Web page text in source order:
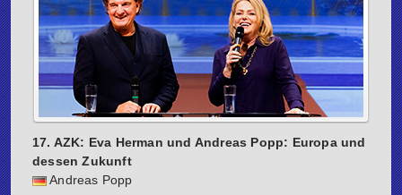
17. AZK: Eva Herman und Andreas Popp: Europa und
dessen Zukunft
Andreas Popp